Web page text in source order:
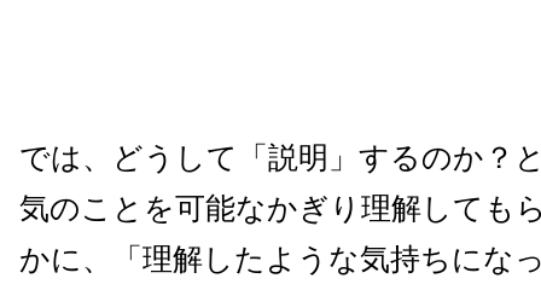
では、どうして「説明」するのか？
気のことを可能なかぎり理解しても
かに、「理解したような気持ちにな